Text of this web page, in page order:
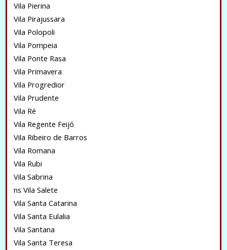
Vila Pierina
Vila Pirajussara
Vila Polopoli
Vila Pompeia
Vila Ponte Rasa
Vila Primavera
Vila Progredior
Vila Prudente
Vila Ré
Vila Regente Feijó
Vila Ribeiro de Barros
Vila Romana
Vila Rubi
Vila Sabrina
ns Vila Salete
Vila Santa Catarina
Vila Santa Eulalia
Vila Santana
Vila Santa Teresa